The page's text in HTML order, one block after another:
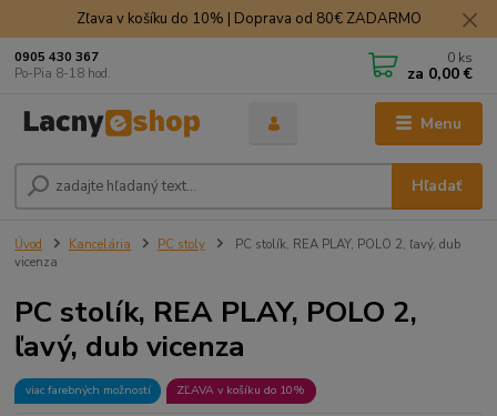
Zľava v košíku do 10% | Doprava od 80€ ZADARMO
Menu
Hľadať
0905 430 367
Po-Pia 8-18 hod.
0 ks
za 0,00 €
Úvod Kancelária PC stoly
PC stolík, REA PLAY, POLO 2, ľavý, dub
vicenza
PC stolík, REA PLAY, POLO 2,
ľavý, dub vicenza
viac farebných možností ZĽAVA v košíku do 10%